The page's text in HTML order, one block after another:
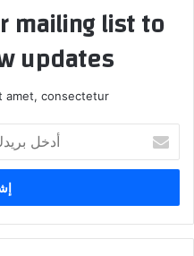
mailing list to
updates!
amet, consectetur.
بريدك
الإلكتروني